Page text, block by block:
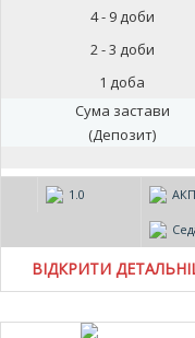
4 - 9 доби
2 - 3 доби
1 доба
Сума застави
(Депозит)
1.0
ВІДКРИТИ